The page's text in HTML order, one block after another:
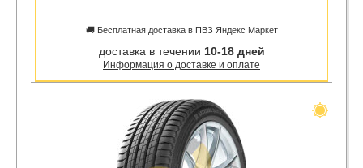
🚚 Бесплатная доставка в ПВЗ Яндекс Маркет
доставка в течении 10-18 дней
Информация о доставке и оплате